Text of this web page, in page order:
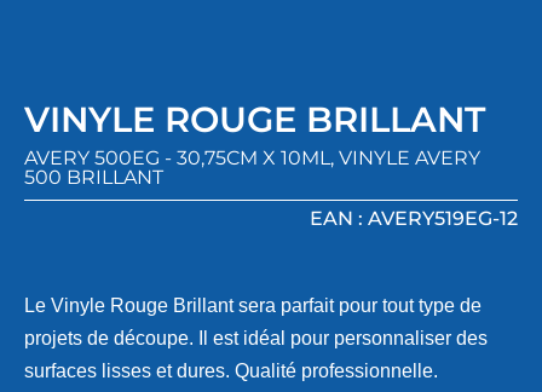
VINYLE ROUGE BRILLANT
AVERY 500EG - 30,75CM X 10ML , VINYLE AVERY
500 BRILLANT
EAN : AVERY519EG-12
Le Vinyle Rouge Brillant sera parfait pour tout type de
projets de découpe. Il est idéal pour personnaliser des
surfaces lisses et dures. Qualité professionnelle.